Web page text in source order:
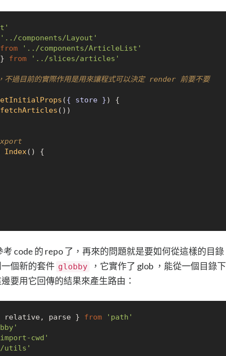
'../components/Layout'
from
'../components/ArticleList'
from '../slices/articles'
過目前的實際作用是用來讓程式可以決定 render 前要不要
({ store }) {
fetchArticles ())
Index( ) {
考 code 的 repo 了，再來的問題就是要如何從這樣的目錄
個新的套件 globby
，它實作了 glob ，能從一個目錄下
要用它回傳的結果來產生路由：
parse } from
'path'
cwd'
utils'